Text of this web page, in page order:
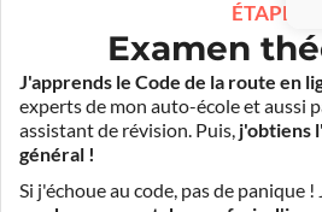
ÉTAPE 2
Examen
J'apprends le Code de la route en
experts de mon auto-école et aussi
assistant de révision. Puis, j'obtiens
général !
Si j'échoue au code, pas de panique